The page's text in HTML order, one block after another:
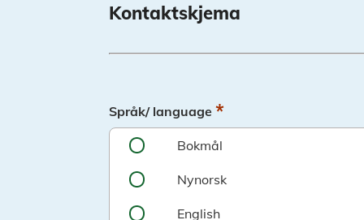
Kontaktskjema
Språk/ language *
Bokmål
Nynorsk
English